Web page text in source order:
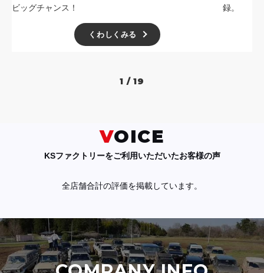
ビッグチャンス！
くわしくみる
録。
1 / 19
VOICE
KSファクトリーをご利用いただいたお客様の声
全店舗合計の評価を掲載しています。